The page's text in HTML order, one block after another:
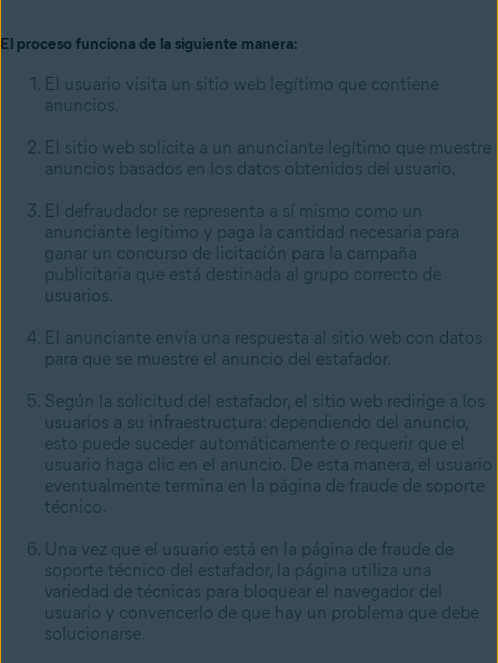
El proceso funciona de la siguiente manera:
El usuario visita un sitio web legítimo que contiene
anuncios.
El sitio web solicita a un anunciante legítimo que muestre
anuncios basados ​​en los datos obtenidos del usuario.
El defraudador se representa a sí mismo como un
anunciante legítimo y paga la cantidad necesaria para
ganar un concurso de licitación para la campaña
publicitaria que está destinada al grupo correcto de
usuarios.
El anunciante envía una respuesta al sitio web con datos
para que se muestre el anuncio del estafador.
Según la solicitud del estafador, el sitio web redirige a los
usuarios a su infraestructura: dependiendo del anuncio,
esto puede suceder automáticamente o requerir que el
usuario haga clic en el anuncio. De esta manera, el usuario
eventualmente termina en la página de fraude de soporte
técnico.
Una vez que el usuario está en la página de fraude de
soporte técnico del estafador, la página utiliza una
variedad de técnicas para bloquear el navegador del
usuario y convencerlo de que hay un problema que debe
solucionarse.